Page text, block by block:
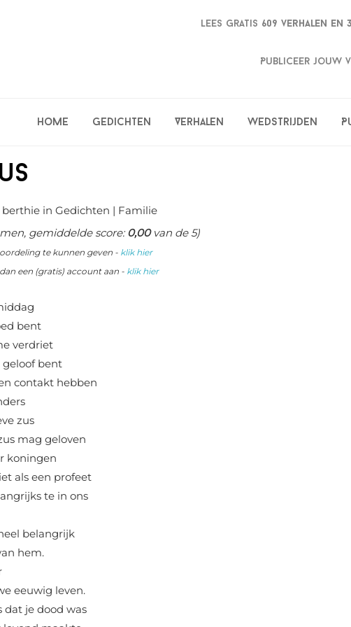
Lees gratis 609 verhalen en
Publiceer jouw
Home Gedichten Verhalen Wedstrijden
berthie in Gedichten | Familie
gemiddelde score:0,00van de 5)
te kunnen geven - klik hier
een (gratis) account aan - klik hier
bent
verdriet
bent
contakt hebben
zus
mag geloven
koningen
als een profeet
te in ons
belangrijk
hem.
eeuwig leven.
dat je dood was